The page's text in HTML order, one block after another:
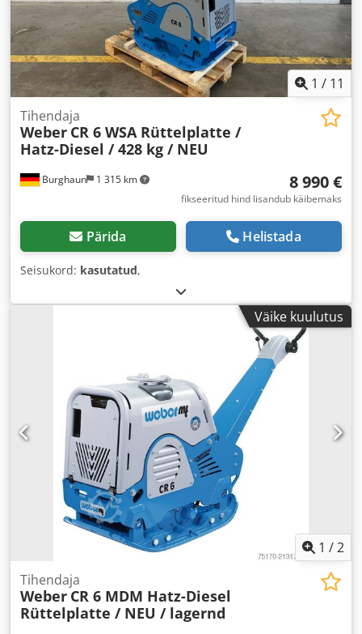
1 / 11
Burghaun 1 315 km
Tihendaja
Weber CR 6 WSA Rüttelplatte /
Hatz-Diesel / 428 kg / NEU
8 990 €
fikseeritud hind lisandub käibemaks
Pärida Helistada
Seisukord: kasutatud,
Väike kuulutus
1 /2
Tihendaja
Weber CR 6 MDM Hatz-Diesel
Rüttelplatte / NEU / lagernd